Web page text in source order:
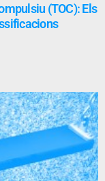
(TOC): Els